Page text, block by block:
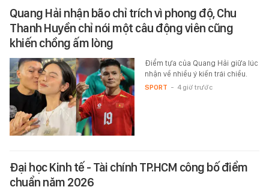
Quang Hải nhận bão chỉ trích vì phong độ, Chu
Thanh Huyền chỉ nói một câu động viên cũng
khiến chồng ấm lòng
Điểm tựa của Quang Hải giữa lúc
nhận về nhiều ý kiến trái chiều.
SPORT - 4 giờ trước
Đại học Kinh tế - Tài chính TP.HCM công bố điểm
chuẩn năm 2026